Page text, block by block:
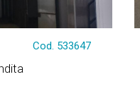
Cod. 533647